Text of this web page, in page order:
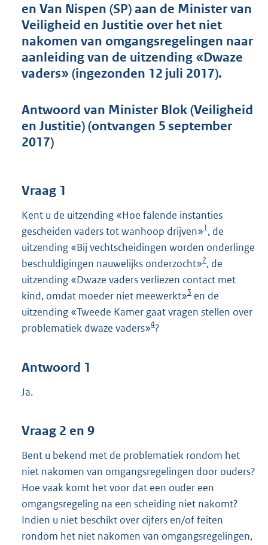
s
g
r
o
t
5
en Van Nispen (SP) aan de Minister van
Veiligheid en Justitie over het niet
nakomen van omgangsregelingen naar
aanleiding van de uitzending «Dwaze
vaders» (ingezonden 12 juli 2017).
Antwoord van Minister Blok (Veiligheid
en Justitie) (ontvangen 5 september
2017)
Vraag 1
Kent u de uitzending «Hoe falende instanties
gescheiden vaders tot wanhoop drijven»1, de
uitzending «Bij vechtscheidingen worden onderlinge
beschuldigingen nauwelijks onderzocht»2, de
uitzending «Dwaze vaders verliezen contact met
kind, omdat moeder niet meewerkt»3 en de
uitzending «Tweede Kamer gaat vragen stellen over
problematiek dwaze vaders»4?
Antwoord 1
Ja.
Vraag 2 en 9
Bent u bekend met de problematiek rondom het
niet nakomen van omgangsregelingen door ouders?
Hoe vaak komt het voor dat een ouder een
omgangsregeling na een scheiding niet nakomt?
Indien u niet beschikt over cijfers en/of feiten
rondom het niet nakomen van omgangsregelingen,